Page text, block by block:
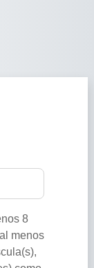
8
menos